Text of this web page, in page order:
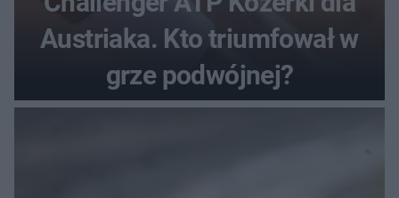
Austriaka. Kto triumfował w
grze podwójnej?